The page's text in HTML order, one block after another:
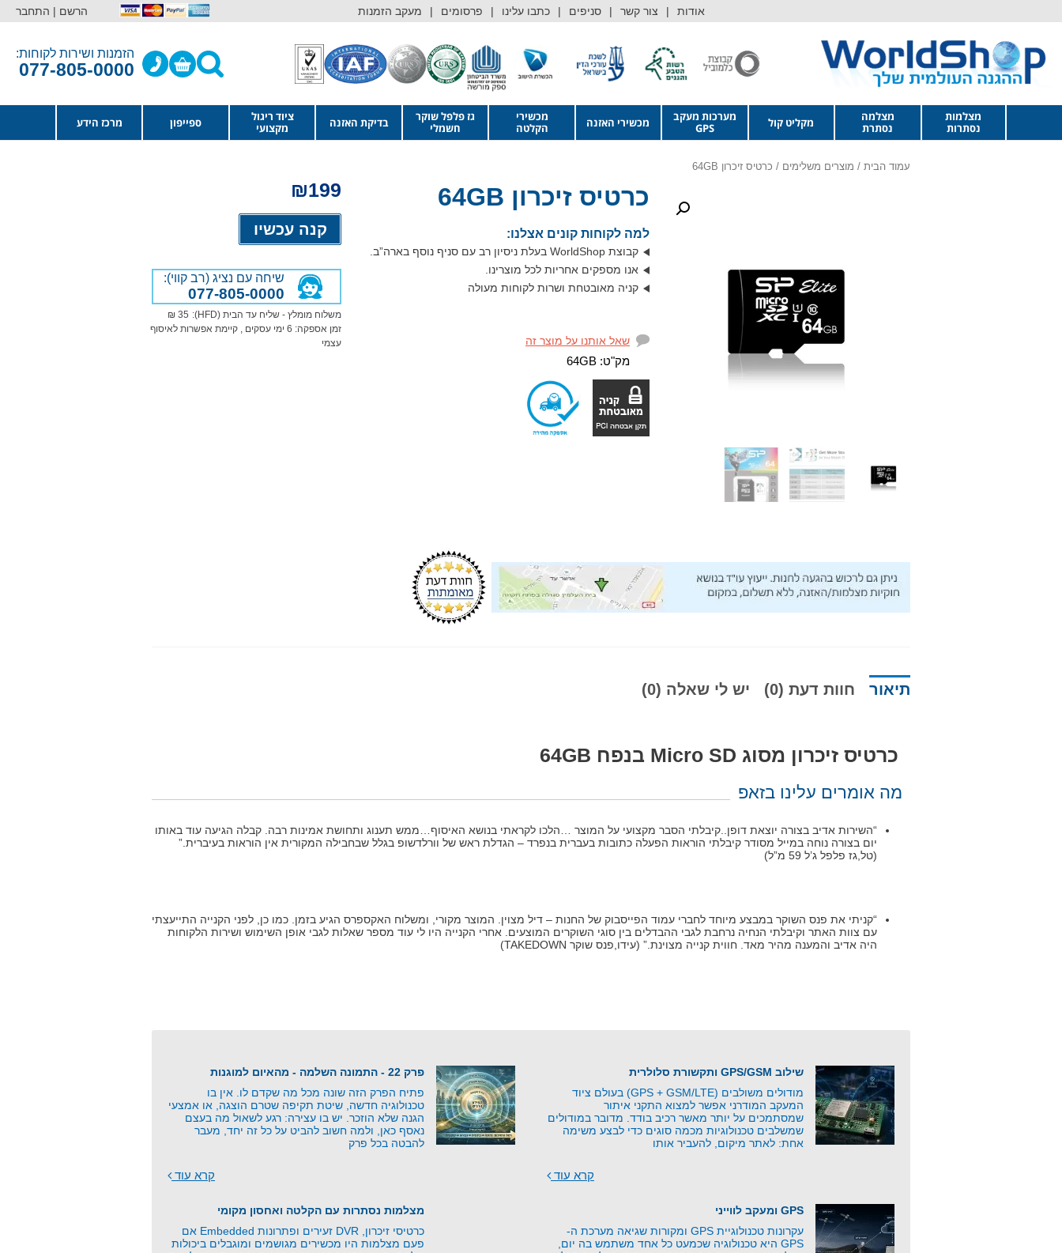
אודות צור קשר סניפים כתבו עלינו פרסומים מעקב הזמנות הרשם | התחבר
הזמנות ושירות לקוחות:
077-805-0000
מצלמות
נסתרות
מצלמה
נסתרת
מקליט קול
מערכות מעקב
GPS
מכשירי האזנה
מכשירי
הקלטה
גז פלפל שוקר
חשמלי
בדיקת האזנה
ציוד ריגול
מקצועי
ספייפון מרכז הידע
עמוד הבית / מוצרים משלימים / כרטיס זיכרון 64GB
כרטיס זיכרון 64GB
למה לקוחות קונים אצלנו:
קבוצת WorldShop בעלת ניסיון רב עם סניף נוסף בארה”ב.
אנו מספקים אחריות לכל מוצרינו.
קניה מאובטחת ושרות לקוחות מעולה
שאל אותנו על מוצר זה
מק"ט: 64GB
₪199
קנה עכשיו
שיחה עם נציג (רב קווי):
077-805-0000
משלוח מומלץ - שליח עד הבית (HFD):
35 ₪
זמן אספקה: 6 ימי עסקים , קיימת אפשרות לאיסוף
עצמי
תיאור חוות דעת (0) יש לי שאלה (0)
כרטיס זיכרון מסוג Micro SD בנפח 64GB
מה אומרים עלינו בזאפ
“השירות אדיב בצורה יוצאת דופן..קיבלתי הסבר מקצועי על המוצר …הלכו לקראתי בנושא האיסוף…ממש תענוג ותחושת אמינות רבה. קבלה הגיעה עוד באותו
יום בצורה נוחה במייל מסודר קיבלתי הוראות הפעלה כתובות בעברית בנפרד – הגדלת ראש של וורלדשופ בגלל שבחבילה המקורית אין הוראות בעיברית.”
(טל,גז פלפל ג’ל 59 מ”ל)
“קניתי את פנס השוקר במבצע מיוחד לחברי עמוד הפייסבוק של החנות – דיל מצוין. המוצר מקורי, ומשלוח האקספרס הגיע בזמן. כמו כן, לפני הקנייה התייעצתי
עם צוות האתר וקיבלתי הנחיה נרחבת לגבי ההבדלים בין סוגי השוקרים המוצעים. אחרי הקנייה היו לי עוד מספר שאלות לגבי אופן השימוש ושירות הלקוחות
היה אדיב והמענה מהיר מאד. חווית קנייה מצוינת.” (עידו,פנס שוקר TAKEDOWN)
שילוב GPS/GSM ותקשורת סלולרית
מודולים משולבים (GPS + GSM/LTE) בעולם ציוד
המעקב המודרני אפשר למצוא התקני איתור
שמסתמכים על יותר מאשר רכיב בודד. מדובר במודולים
שמשלבים טכנולוגיות מכמה סוגים כדי לבצע משימה
אחת: לאתר מיקום, להעביר אותו
קרא עוד
פרק 22 - התמונה השלמה - מהאיום למוגנות
פתיח הפרק הזה שונה מכל מה שקדם לו. אין בו
טכנולוגיה חדשה, שיטת תקיפה שטרם הוצגה, או אמצעי
הגנה שלא הוזכר. יש בו עצירה: רגע לשאול מה בעצם
נאסף כאן, ולמה חשוב להביט על כל זה יחד, מעבר
להבטה בכל פרק
קרא עוד
GPS ומעקב לווייני
עקרונות טכנולוגיית GPS ומקורות שגיאה מערכת ה-
GPS היא טכנולוגיה שכמעט כל אחד משתמש בה יום,
מצלמות נסתרות עם הקלטה ואחסון מקומי
כרטיסי זיכרון, DVR זעירים ופתרונות Embedded אם
פעם מצלמות היו מכשירים מגושמים ומוגבלים ביכולות